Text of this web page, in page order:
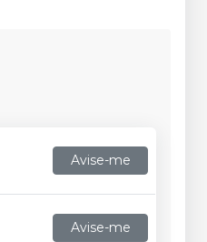
Avise-me
Avise-me